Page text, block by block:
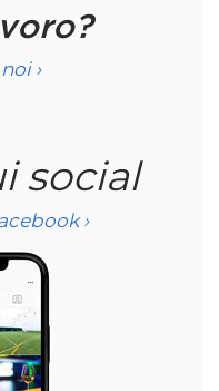
›
social
›